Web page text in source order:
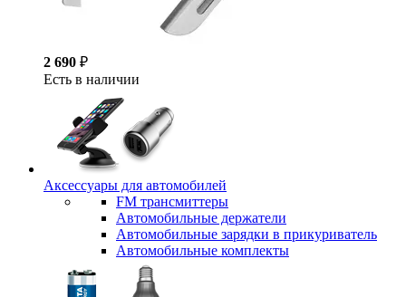
2 690 ₽
Есть в наличии
Аксессуары для автомобилей
FM трансмиттеры
Автомобильные держатели
Автомобильные зарядки в прикуриватель
Автомобильные комплекты